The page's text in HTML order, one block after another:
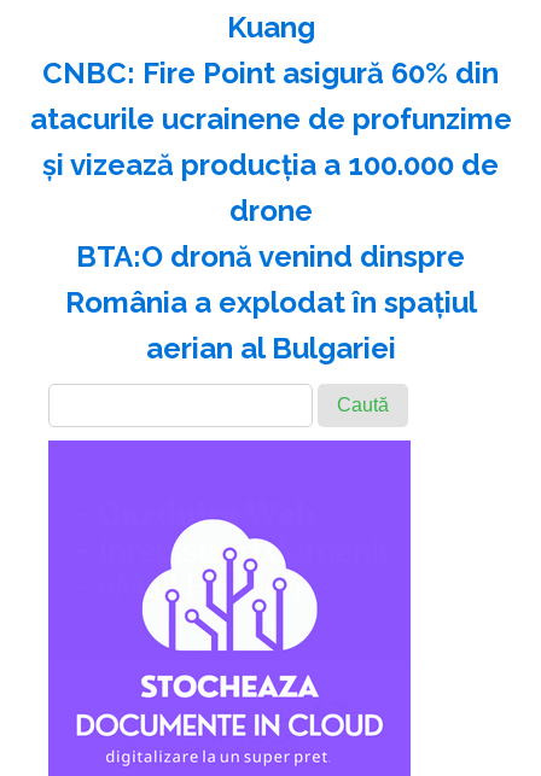
Kuang
CNBC: Fire Point asigură 60% din
atacurile ucrainene de profunzime
şi vizează producţia a 100.000 de
drone
BTA:O dronă venind dinspre
România a explodat în spaţiul
aerian al Bulgariei